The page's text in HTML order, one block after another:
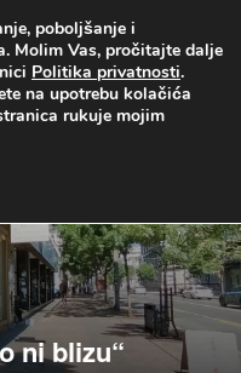
ni blizu“
poboljšanje i
Molim Vas, pročitajte dalje
Politika privatnosti.
na upotrebu kolačića
rukuje mojim